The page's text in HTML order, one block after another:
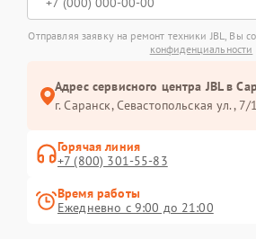
Отправляя заявку на ремонт техники JBL, Вы
конфиденциальности
Адрес сервисного центра JBL в
г. Саранск, Севастопольская ул., 7/1
Горячая линия
+7 (800) 301-55-83
Время работы
Ежедневно с 9:00 до 21:00